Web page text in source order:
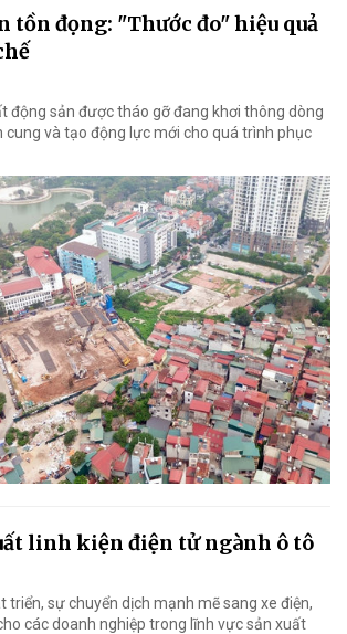
tồn đọng: "Thước đo" hiệu quả
động sản được tháo gỡ đang khơi thông dòng
cung và tạo động lực mới cho quá trình phục
linh kiện điện tử ngành ô tô
triển, sự chuyển dịch mạnh mẽ sang xe điện,
các doanh nghiệp trong lĩnh vực sản xuất